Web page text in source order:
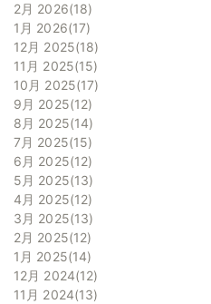
2月 2026 18
1月 2026 17
12月 2025 18
11月 2025 15
10月 2025 17
9月 2025 12
8月 2025 14
7月 2025 15
6月 2025 12
5月 2025 13
4月 2025 12
3月 2025 13
2月 2025 12
1月 2025 14
12月 2024 12
11月 2024 13